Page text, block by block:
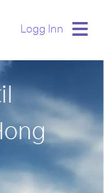
Logg Inn